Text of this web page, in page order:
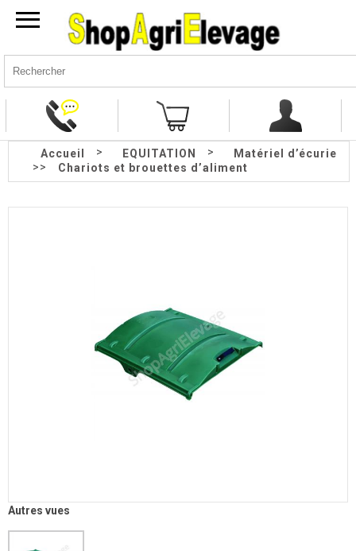
Accueil > EQUITATION >
Matériel d’écurie
>>
Chariots et brouettes d’aliment
Autres vues